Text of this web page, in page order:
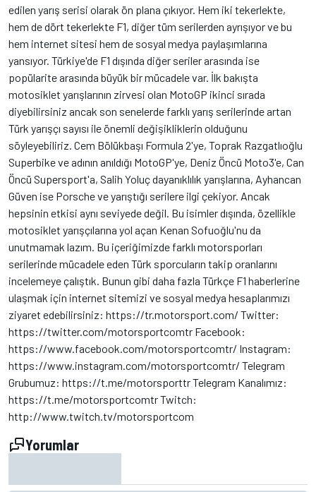
edilen yarış serisi olarak ön plana çıkıyor. Hem iki tekerlekte,
hem de dört tekerlekte F1, diğer tüm serilerden ayrışıyor ve bu
hem internet sitesi hem de sosyal medya paylaşımlarına
yansıyor. Türkiye'de F1 dışında diğer seriler arasında ise
popülarite arasında büyük bir mücadele var. İlk bakışta
motosiklet yarışlarının zirvesi olan MotoGP ikinci sırada
diyebilirsiniz ancak son senelerde farklı yarış serilerinde artan
Türk yarışçı sayısı ile önemli değişikliklerin olduğunu
söyleyebiliriz. Cem Bölükbaşı Formula 2'ye, Toprak Razgatlıoğlu
Superbike ve adının anıldığı MotoGP'ye, Deniz Öncü Moto3'e, Can
Öncü Supersport'a, Salih Yoluç dayanıklılık yarışlarına, Ayhancan
Güven ise Porsche ve yarıştığı serilere ilgi çekiyor. Ancak
hepsinin etkisi aynı seviyede değil. Bu isimler dışında, özellikle
motosiklet yarışçılarına yol açan Kenan Sofuoğlu'nu da
unutmamak lazım. Bu içeriğimizde farklı motorsporları
serilerinde mücadele eden Türk sporcuların takip oranlarını
incelemeye çalıştık. Bunun gibi daha fazla Türkçe F1 haberlerine
ulaşmak için internet sitemizi ve sosyal medya hesaplarımızı
ziyaret edebilirsiniz: https://tr.motorsport.com/ Twitter:
https://twitter.com/motorsportcomtr Facebook:
https://www.facebook.com/motorsportcomtr/ Instagram:
https://www.instagram.com/motorsportcomtr/ Telegram
Grubumuz: https://t.me/motorsporttr Telegram Kanalımız:
https://t.me/motorsportcomtr Twitch:
http://www.twitch.tv/motorsportcom
Yorumlar